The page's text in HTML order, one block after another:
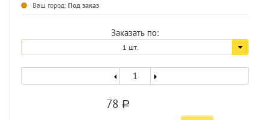
Ваш город: Под заказ
Заказать по:
1 шт.
78 a